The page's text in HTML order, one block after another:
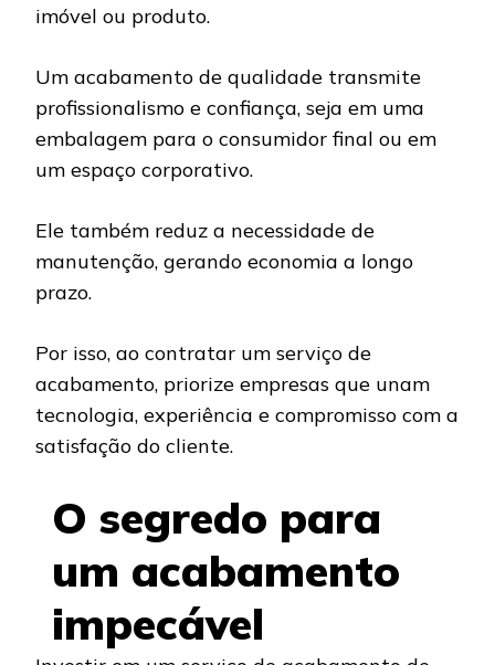
imóvel ou produto.
Um acabamento de qualidade transmite
profissionalismo e confiança, seja em uma
embalagem para o consumidor final ou em
um espaço corporativo.
Ele também reduz a necessidade de
manutenção, gerando economia a longo
prazo.
Por isso, ao contratar um serviço de
acabamento, priorize empresas que unam
tecnologia, experiência e compromisso com a
satisfação do cliente.
O segredo para
um acabamento
impecável